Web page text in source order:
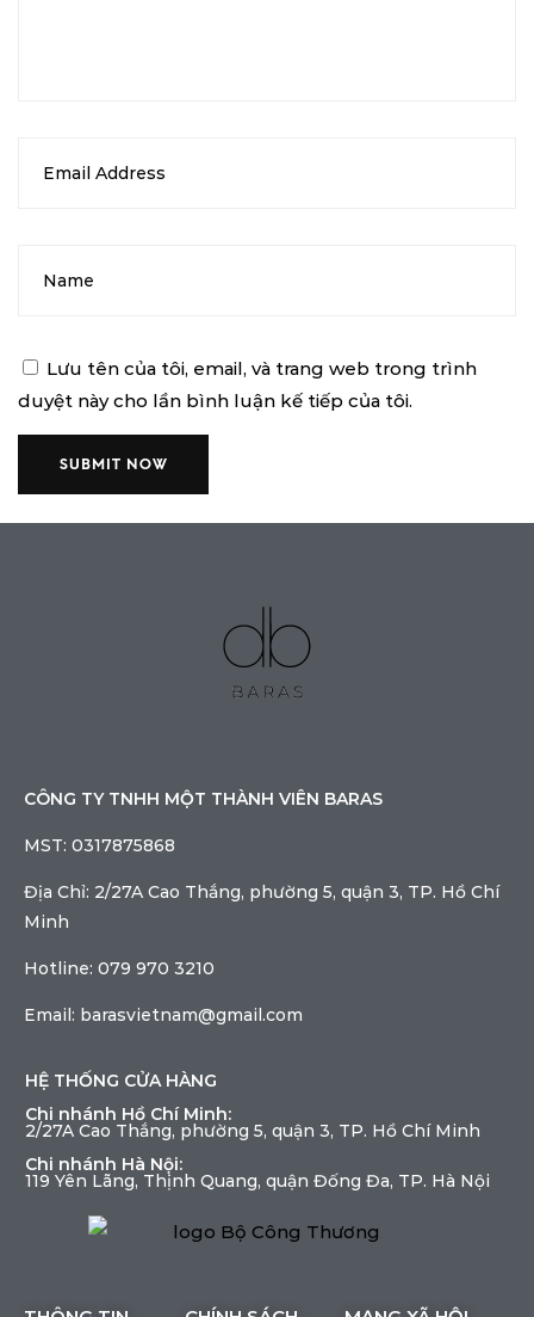
Lưu tên của tôi, email, và trang web trong trình
duyệt này cho lần bình luận kế tiếp của tôi.
CÔNG TY TNHH MỘT THÀNH VIÊN BARAS
MST: 0317875868
Địa Chỉ: 2/27A Cao Thắng, phường 5, quận 3, TP. Hồ Chí
Minh
Hotline: 079 970 3210
Email: barasvietnam@gmail.com
HỆ THỐNG CỬA HÀNG
Chi nhánh Hồ Chí Minh:
2/27A Cao Thắng, phường 5, quận 3, TP. Hồ Chí Minh
Chi nhánh Hà Nội:
119 Yên Lãng, Thịnh Quang, quận Đống Đa, TP. Hà Nội